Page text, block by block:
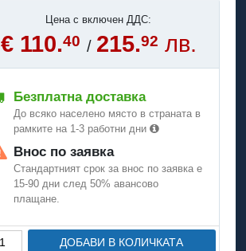
Цена с включен ДДС:
€ 110.40 / 215.92 лв.
Безплатна доставка
До всяко населено място в страната в
рамките на 1-3 работни дни
Внос по заявка
Стандартният срок за внос по заявка е
15-90 дни след 50% авансово
плащане.
ДОБАВИ В КОЛИЧКАТА